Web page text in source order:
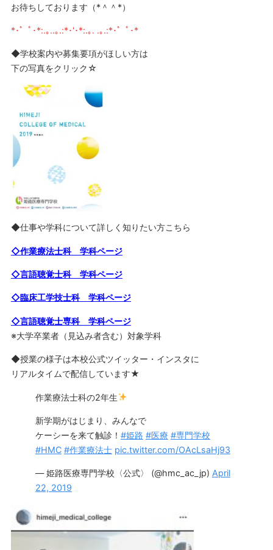
お待ちしております（*＾＾*）
*･゜ﾟ･*:.｡..｡.:*･'･*:.｡. .｡.:*･゜ﾟ･*
◆学校案内や募集要項がほしい方は
下の写真をクリック☆
◆仕事や学科について詳しく知りたい方こちら
◇作業療法士科 学科ページ
◇言語聴覚士科 学科ページ
◇臨床工学技士科 学科ページ
◇言語聴覚士専科 学科ページ
※大学卒業者（見込み者含む）対象学科
◆授業の様子は本校公式ツイッター・インスタに
リアルタイムで配信しています★
作業療法士科の2年生
新学期がはじまり、みんなで
ケーシーを来て触診！ #姫路 #医療 #専門学校
#HMC #作業療法士 pic.twitter.com/OAcLsaHj93
— 姫路医療専門学校〈公式〉 (@hmc_ac_jp) April
22, 2019